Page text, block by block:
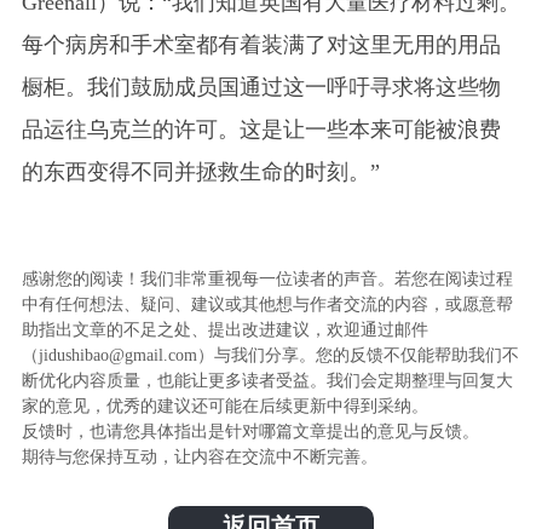
每个病房和手术室都有着装满了对这里无用的用品
橱柜。 我们鼓励成员国通过这一呼吁寻求将这些物
品运往乌克兰的许可。这是让一些本来可能被浪费
的东西变得不同并拯救生命的时刻。”
感谢您的阅读！我们非常重视每一位读者的声音。若您在阅读过程
中有任何想法、疑问、建议或其他想与作者交流的内容，或愿意帮
助指出文章的不足之处、提出改进建议，欢迎通过邮件
（jidushibao@gmail.com）与我们分享。您的反馈不仅能帮助我们不
断优化内容质量，也能让更多读者受益。我们会定期整理与回复大
家的意见，优秀的建议还可能在后续更新中得到采纳。
反馈时，也请您具体指出是针对哪篇文章提出的意见与反馈。
期待与您保持互动，让内容在交流中不断完善。